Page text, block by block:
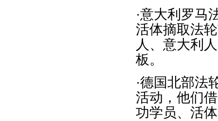
·意大利罗马
活体摘取法
人、意大利
板。
·德国北部法
活动，他们
功学员、活